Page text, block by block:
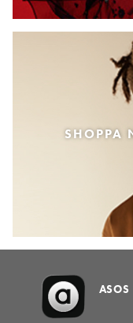
SHOPPA
ASOS